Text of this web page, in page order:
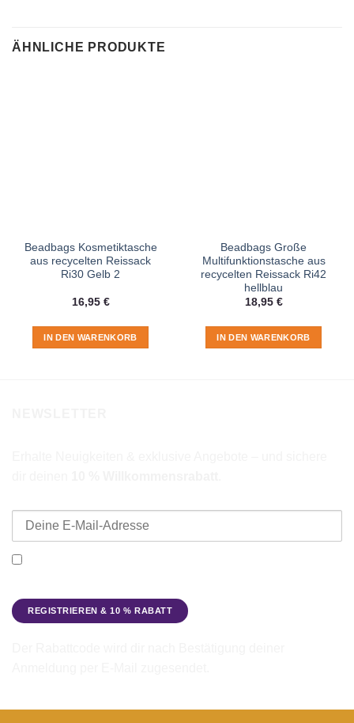
ÄHNLICHE PRODUKTE
Beadbags Kosmetiktasche
aus recycelten Reissack
Ri30 Gelb 2
16,95 €
IN DEN WARENKORB
Beadbags Große
Multifunktionstasche aus
recycelten Reissack Ri42
hellblau
18,95 €
IN DEN WARENKORB